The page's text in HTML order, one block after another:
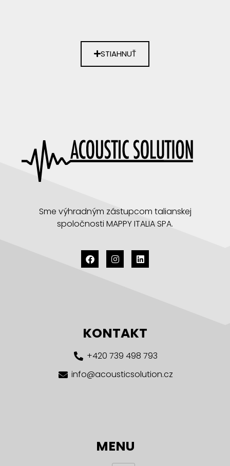
STIAHNUŤ
Sme výhradným zástupcom talianskej
spoločnosti MAPPY ITALIA SPA.
KONTAKT
+420 739 498 793
info@acousticsolution.cz
MENU